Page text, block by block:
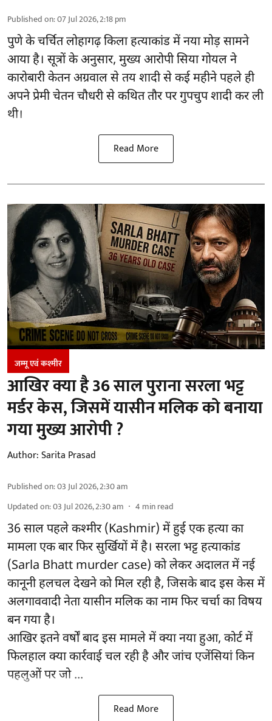
Published on:07 Jul 2026, 2:18 pm
पुणे के चर्चित लोहागढ़ किला हत्याकांड में नया मोड़ सामने
आया है। सूत्रों के अनुसार, मुख्य आरोपी सिया गोयल ने
कारोबारी केतन अग्रवाल से तय शादी से कई महीने पहले ही
अपने प्रेमी चेतन चौधरी से कथित तौर पर गुपचुप शादी कर ली
थी।
Read More
जम्‍मू एवं कश्‍मीर
आखिर क्या है 36 साल पुराना सरला भट्ट
मर्डर केस, जिसमें यासीन मलिक को बनाया
गया मुख्य आरोपी ?
Author:Sarita Prasad
Published on:03 Jul 2026, 2:30 am
Updated on:03 Jul 2026, 2:30 am 4 min read
36 साल पहले कश्मीर (Kashmir) में हुई एक हत्या का
मामला एक बार फिर सुर्खियों में है। सरला भट्ट हत्याकांड
(Sarla Bhatt murder case) को लेकर अदालत में नई
कानूनी हलचल देखने को मिल रही है, जिसके बाद इस केस में
अलगाववादी नेता यासीन मलिक का नाम फिर चर्चा का विषय
बन गया है।
आखिर इतने वर्षों बाद इस मामले में क्या नया हुआ, कोर्ट में
फिलहाल क्या कार्रवाई चल रही है और जांच एजेंसियां किन
पहलुओं पर जो ...
Read More